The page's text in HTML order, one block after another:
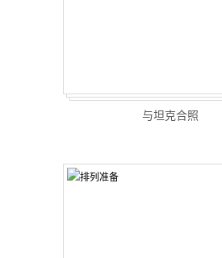
与坦克合照